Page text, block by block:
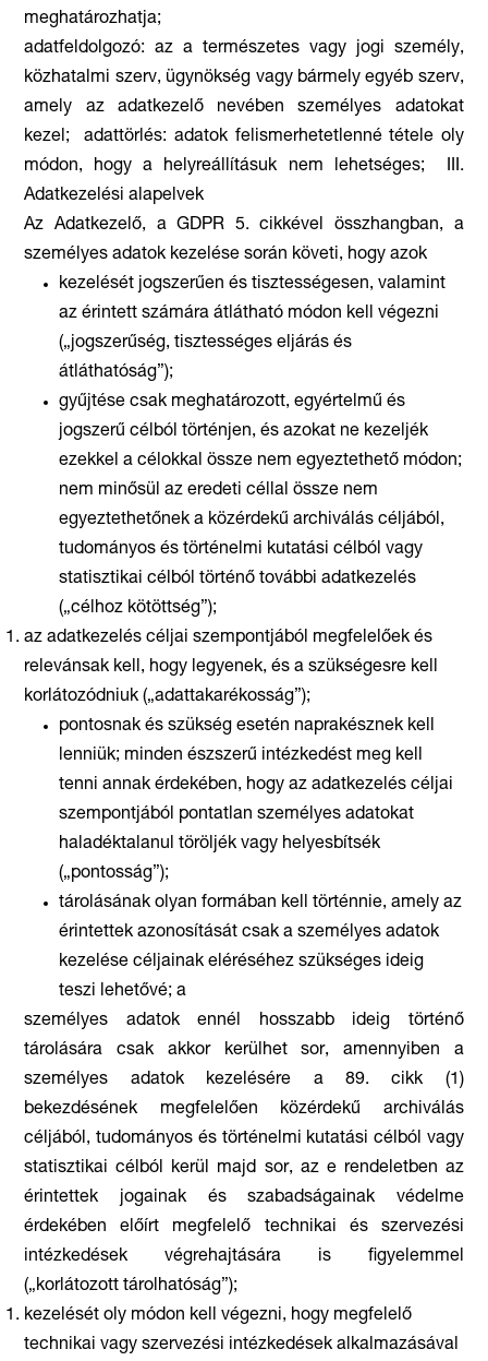
meghatározhatja;
adatfeldolgozó: az a természetes vagy jogi személy,
közhatalmi szerv, ügynökség vagy bármely egyéb szerv,
amely az adatkezelő nevében személyes adatokat
kezel; adattörlés: adatok felismerhetetlenné tétele oly
módon, hogy a helyreállításuk nem lehetséges; III.
Adatkezelési alapelvek
Az Adatkezelő, a GDPR 5. cikkével összhangban, a
személyes adatok kezelése során követi, hogy azok
kezelését jogszerűen és tisztességesen, valamint
az érintett számára átlátható módon kell végezni
(„jogszerűség, tisztességes eljárás és
átláthatóság”);
gyűjtése csak meghatározott, egyértelmű és
jogszerű célból történjen, és azokat ne kezeljék
ezekkel a célokkal össze nem egyeztethető módon;
nem minősül az eredeti céllal össze nem
egyeztethetőnek a közérdekű archiválás céljából,
tudományos és történelmi kutatási célból vagy
statisztikai célból történő további adatkezelés
(„célhoz kötöttség”);
az adatkezelés céljai szempontjából megfelelőek és
relevánsak kell, hogy legyenek, és a szükségesre kell
korlátozódniuk („adattakarékosság”);
pontosnak és szükség esetén naprakésznek kell
lenniük; minden észszerű intézkedést meg kell
tenni annak érdekében, hogy az adatkezelés céljai
szempontjából pontatlan személyes adatokat
haladéktalanul töröljék vagy helyesbítsék
(„pontosság”);
tárolásának olyan formában kell történnie, amely az
érintettek azonosítását csak a személyes adatok
kezelése céljainak eléréséhez szükséges ideig
teszi lehetővé; a
személyes adatok ennél hosszabb ideig történő
tárolására csak akkor kerülhet sor, amennyiben a
személyes adatok kezelésére a 89. cikk (1)
bekezdésének megfelelően közérdekű archiválás
céljából, tudományos és történelmi kutatási célból vagy
statisztikai célból kerül majd sor, az e rendeletben az
érintettek jogainak és szabadságainak védelme
érdekében előírt megfelelő technikai és szervezési
intézkedések végrehajtására is figyelemmel
(„korlátozott tárolhatóság”);
kezelését oly módon kell végezni, hogy megfelelő
technikai vagy szervezési intézkedések alkalmazásával